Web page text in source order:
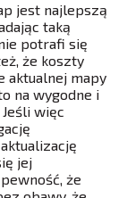
jest najlepszą
taką
potrafi się
że koszty
aktualnej mapy
na wygodne i
więc
jej
że